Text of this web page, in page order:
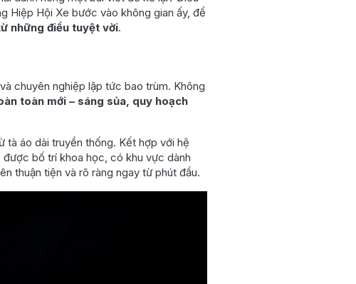
Hiệp Hội Xe bước vào không gian ấy, để
những điều tuyệt vời.
chuyên nghiệp lập tức bao trùm. Không
toàn mới – sáng sủa, quy hoạch
tà áo dài truyền thống. Kết hợp với hệ
bố trí khoa học, có khu vực dành
thuận tiện và rõ ràng ngay từ phút đầu.